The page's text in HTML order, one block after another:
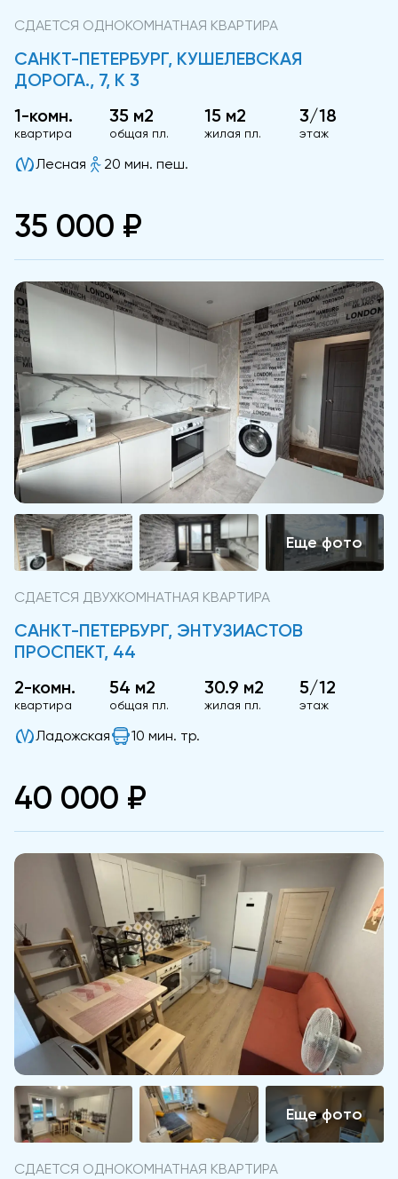
СДАЕТСЯ ОДНОКОМНАТНАЯ КВАРТИРА
САНКТ-ПЕТЕРБУРГ, КУШЕЛЕВСКАЯ
ДОРОГА., 7, К 3
1-комн.
квартира
35 м2
общая пл.
15 м2
жилая пл.
3/18
этаж
Лесная 20 мин. пеш.
35 000 ₽
СДАЕТСЯ ДВУХКОМНАТНАЯ КВАРТИРА
САНКТ-ПЕТЕРБУРГ, ЭНТУЗИАСТОВ
ПРОСПЕКТ, 44
2-комн.
квартира
54 м2
общая пл.
30.9 м2
жилая пл.
5/12
этаж
Ладожская 10 мин. тр.
40 000 ₽
СДАЕТСЯ ОДНОКОМНАТНАЯ КВАРТИРА